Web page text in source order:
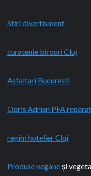
Stiri divertisment
curatenie birouri Cluj
Asfaltari Bucuresti
Opris Adrian PFA
regim hotelier Cluj
Produse vegane și